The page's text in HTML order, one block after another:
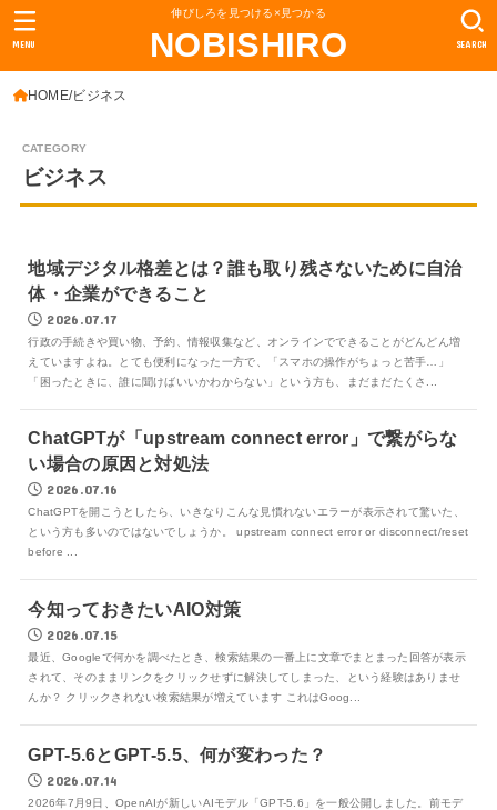
伸びしろを見つける×見つかる
NOBISHIRO SEARCH
MENU
HOME ビジネス
ビジネス
地域デジタル格差とは？誰も取り残さないために自治
体・企業ができること
2026.07.17
行政の手続きや買い物、予約、情報収集など、オンラインでできることがどんどん増
えていますよね。とても便利になった一方で、「スマホの操作がちょっと苦手…」
「困ったときに、誰に聞けばいいかわからない」という方も、まだまだたくさ...
ChatGPTが「upstream connect error」で繋がらな
い場合の原因と対処法
2026.07.16
ChatGPTを開こうとしたら、いきなりこんな見慣れないエラーが表示されて驚いた、
という方も多いのではないでしょうか。 upstream connect error or disconnect/reset
before ...
今知っておきたいAIO対策
2026.07.15
最近、Googleで何かを調べたとき、検索結果の一番上に文章でまとまった回答が表示
されて、そのままリンクをクリックせずに解決してしまった、という経験はありませ
んか？ クリックされない検索結果が増えています これはGoog...
GPT-5.6とGPT-5.5、何が変わった？
2026.07.14
2026年7月9日、OpenAIが新しいAIモデル「GPT-5.6」を一般公開しました。前モデ